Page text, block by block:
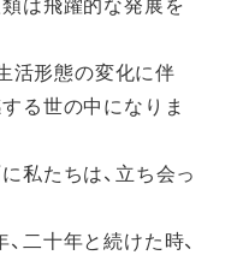
活形態の変化に伴
る世の中になりま
私たちは、立ち会っ
二十年と続けた時、